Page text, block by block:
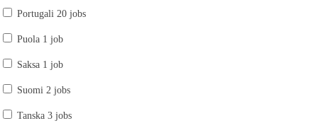
Portugali 20 jobs
Puola 1 job
Saksa 1 job
Suomi 2 jobs
Tanska 3 jobs